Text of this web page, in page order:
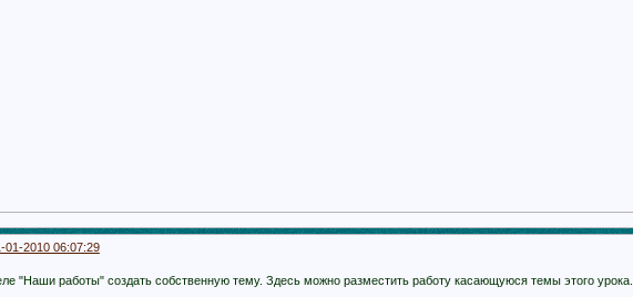
01-2010 06:07:29
"Наши работы" создать собственную тему. Здесь можно разместить работу касающуюся темы этого урока.